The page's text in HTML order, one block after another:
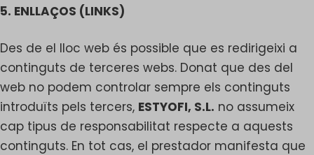
5. ENLLAÇOS (LINKS)
Des de el lloc web és possible que es redirigeixi a
continguts de terceres webs. Donat que des del
web no podem controlar sempre els continguts
introduïts pels tercers, ESTYOFI, S.L. no assumeix
cap tipus de responsabilitat respecte a aquests
continguts. En tot cas, el prestador manifesta que